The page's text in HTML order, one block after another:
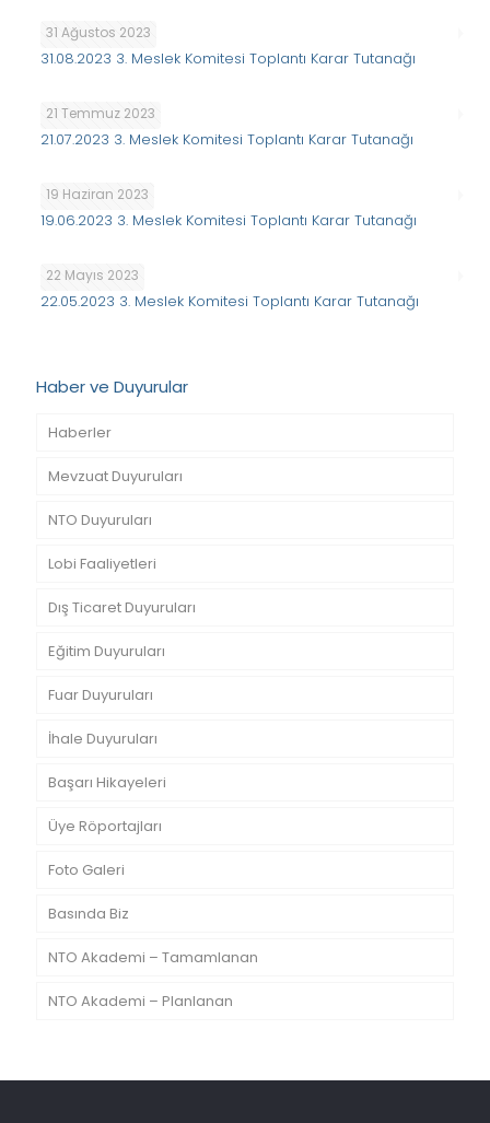
31 Ağustos 2023
31.08.2023 3. Meslek Komitesi Toplantı Karar Tutanağı
21 Temmuz 2023
21.07.2023 3. Meslek Komitesi Toplantı Karar Tutanağı
19 Haziran 2023
19.06.2023 3. Meslek Komitesi Toplantı Karar Tutanağı
22 Mayıs 2023
22.05.2023 3. Meslek Komitesi Toplantı Karar Tutanağı
Haber ve Duyurular
Haberler
Mevzuat Duyuruları
NTO Duyuruları
Lobi Faaliyetleri
Dış Ticaret Duyuruları
Eğitim Duyuruları
Fuar Duyuruları
İhale Duyuruları
Başarı Hikayeleri
Üye Röportajları
Foto Galeri
Basında Biz
NTO Akademi – Tamamlanan
NTO Akademi – Planlanan